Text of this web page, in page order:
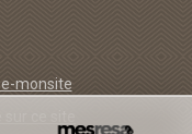
monsite
ce site